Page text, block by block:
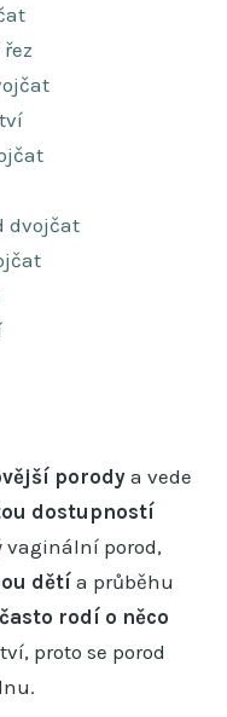
dvojčat
porody a vede
dostupností
vaginální porod,
dětía průběhu
často rodí o něco
proto se porod